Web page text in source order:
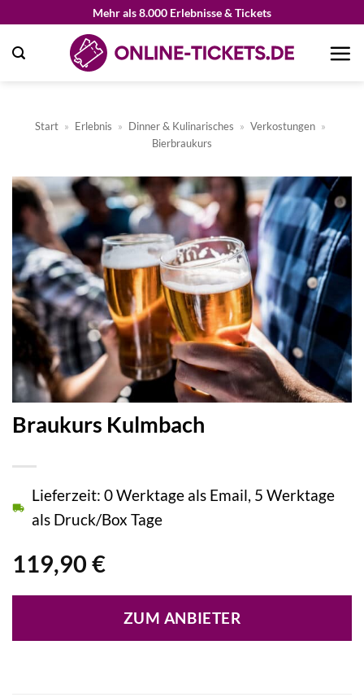
springen
Mehr als 8.000 Erlebnisse & Tickets
Start » Erlebnis » Dinner & Kulinarisches » Verkostungen »
Bierbraukurs
Braukurs Kulmbach
119,90 €
Lieferzeit: 0 Werktage als Email, 5 Werktage
als Druck/Box Tage
ZUM ANBIETER